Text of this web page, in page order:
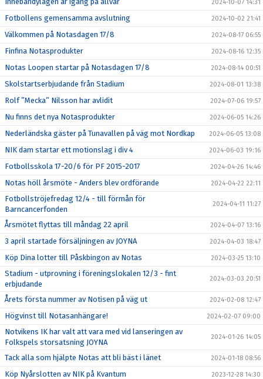
2024-10-07 14:31
Fotbollens gemensamma avslutning 2024-10-02 21:41
Välkommen på Notasdagen 17/8 2024-08-17 06:55
Finfina Notasprodukter 2024-08-16 12:35
Notas Loopen startar på Notasdagen 17/8 2024-08-14 00:51
Skolstartserbjudande från Stadium 2024-08-01 13:38
Rolf ”Mecka” Nilsson har avlidit 2024-07-06 19:57
Nu finns det nya Notasprodukter 2024-06-05 14:26
Nederländska gäster på Tunavallen på väg mot Nordkap 2024-06-05 13:08
NIK dam startar ett motionslag i div 4 2024-06-03 19:16
Fotbollsskola 17-20/6 för PF 2015-2017 2024-04-26 14:46
Notas höll årsmöte - Anders blev ordförande 2024-04-22 22:11
Fotbollströjefredag 12/4 - till förmån för
Barncancerfonden
2024-04-11 11:27
Årsmötet flyttas till måndag 22 april 2024-04-07 13:16
3 april startade försäljningen av JOYNA 2024-04-03 18:47
Köp Dina lotter till Påskbingon av Notas 2024-03-25 13:10
Stadium - utprovning i föreningslokalen 12/3 - fint
erbjudande
2024-03-03 20:51
Årets första nummer av Notisen på väg ut 2024-02-08 12:47
Högvinst till Notasanhängare! 2024-02-07 09:00
Notvikens IK har valt att vara med vid lanseringen av
Folkspels storsatsning JOYNA
2024-01-26 14:05
Tack alla som hjälpte Notas att bli bäst i länet 2024-01-18 08:56
Köp Nyårslotten av NIK på Kvantum 2023-12-28 14:30